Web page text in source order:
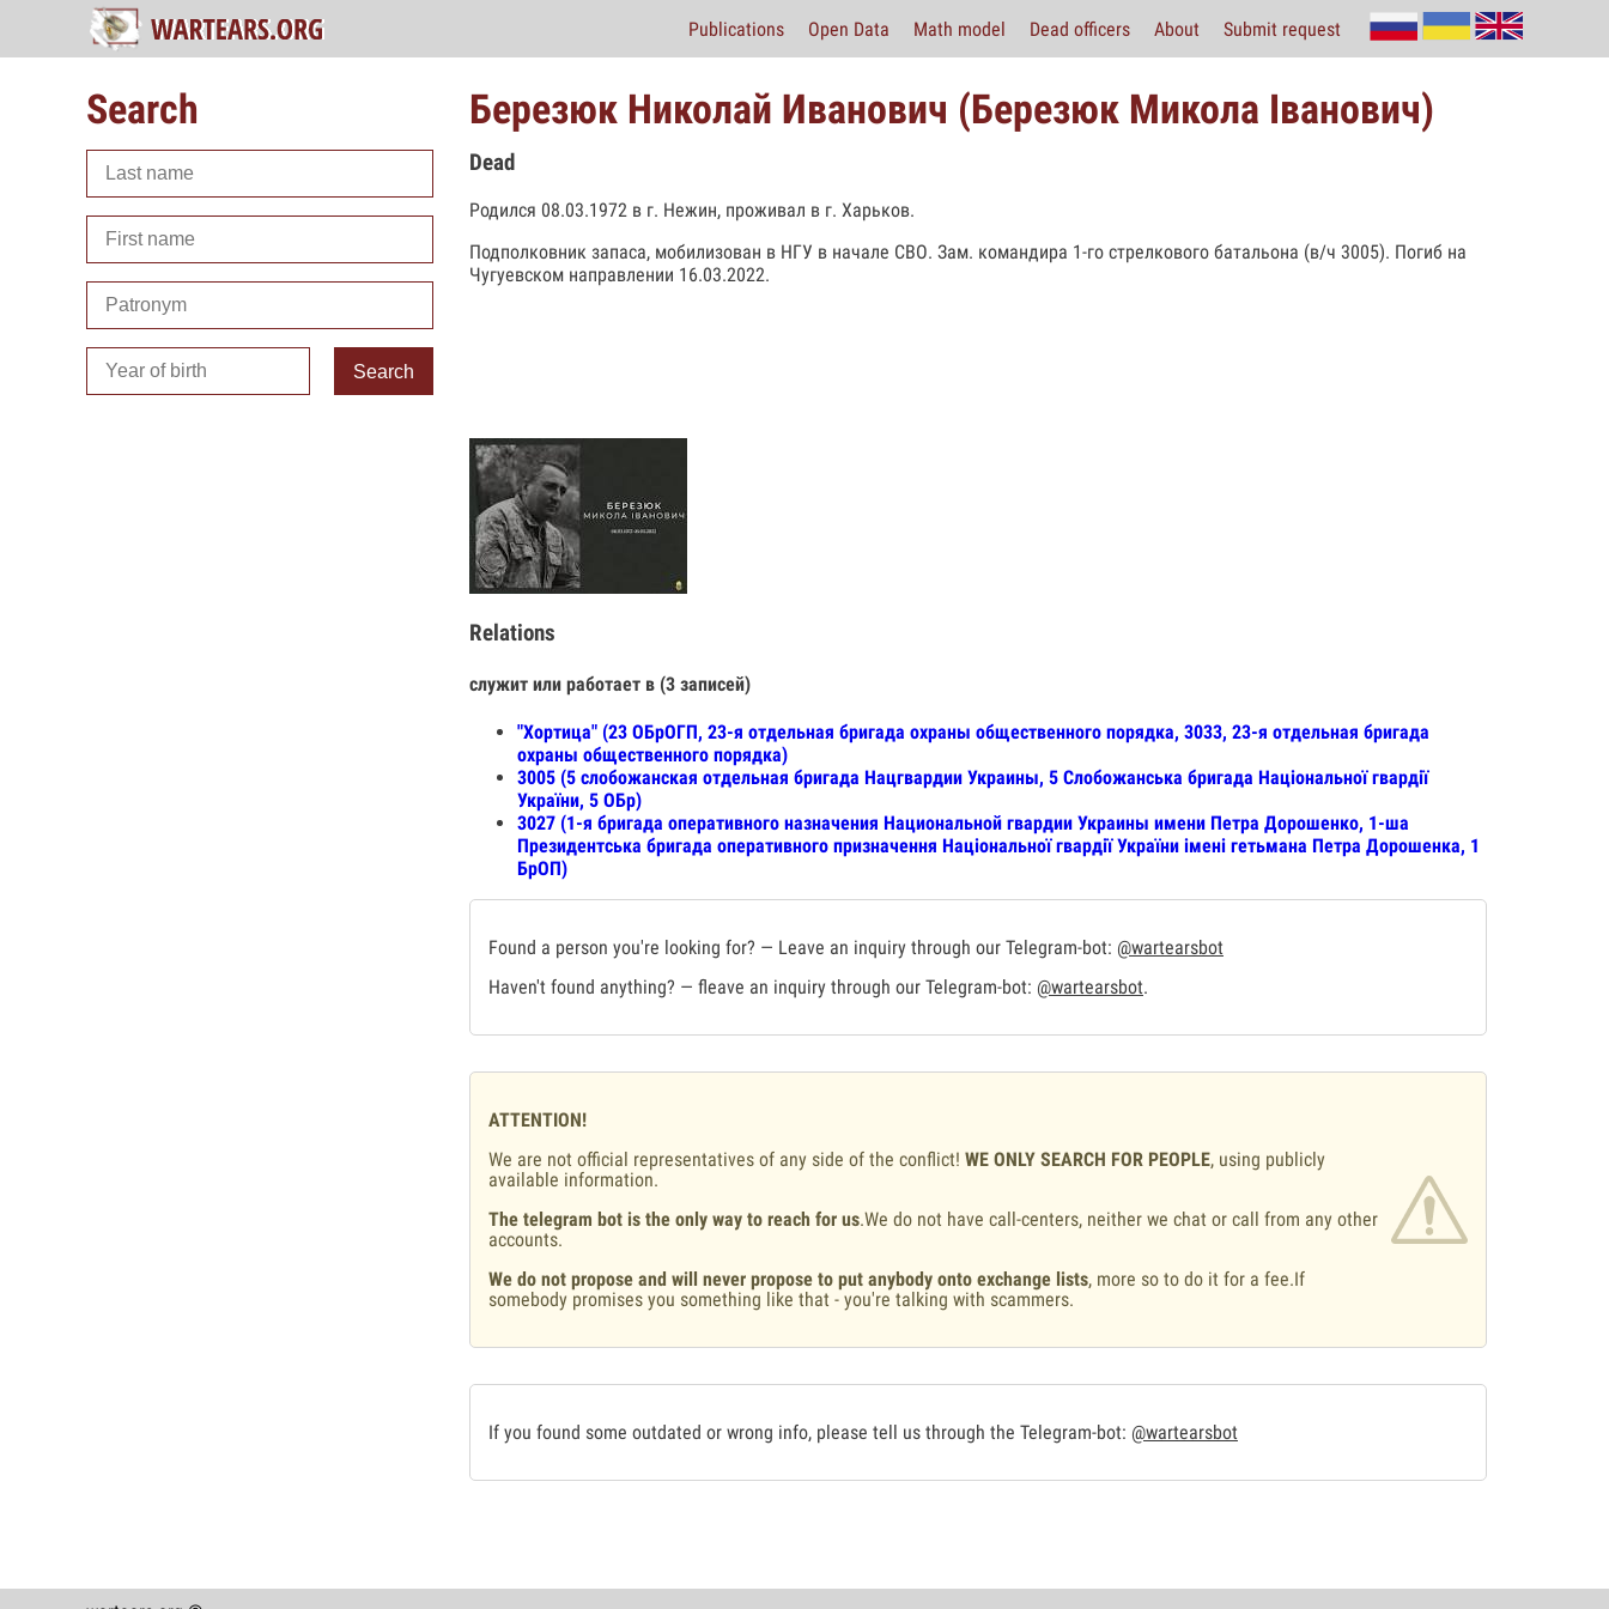
Publications Open Data Math model Dead officers About Submit request
Search
Search
Березюк Николай Иванович (Березюк Микола Іванович)
Dead
Родился 08.03.1972 в г. Нежин, проживал в г. Харьков.
Подполковник запаса, мобилизован в НГУ в начале СВО. Зам. командира 1-го стрелкового батальона (в/ч 3005). Погиб на
Чугуевском направлении 16.03.2022.
Relations
служит или работает в (3 записей)
"Хортица" (23 ОБрОГП, 23-я отдельная бригада охраны общественного порядка, 3033, 23-я отдельная бригада
охраны общественного порядка)
3005 (5 слобожанская отдельная бригада Нацгвардии Украины, 5 Слобожанська бригада Національної гвардії
України, 5 ОБр)
3027 (1-я бригада оперативного назначения Национальной гвардии Украины имени Петра Дорошенко, 1-ша
Президентська бригада оперативного призначення Національної гвардії України імені гетьмана Петра Дорошенка, 1
БрОП)
Found a person you're looking for? — Leave an inquiry through our Telegram-bot: @wartearsbot
Haven't found anything? — fleave an inquiry through our Telegram-bot: @wartearsbot.
ATTENTION!
We are not official representatives of any side of the conflict! WE ONLY SEARCH FOR PEOPLE, using publicly
available information.
The telegram bot is the only way to reach for us.We do not have call-centers, neither we chat or call from any other
accounts.
We do not propose and will never propose to put anybody onto exchange lists, more so to do it for a fee.If
somebody promises you something like that - you're talking with scammers.
If you found some outdated or wrong info, please tell us through the Telegram-bot: @wartearsbot